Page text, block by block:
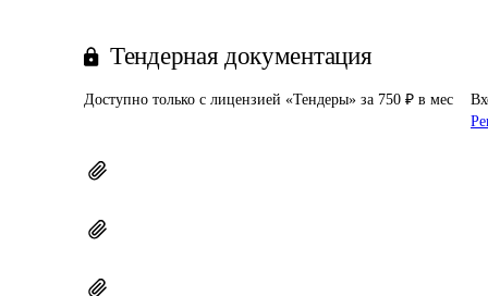
Тендерная документация
Доступно только с лицензией «Тендеры» за 750 ₽ в мес